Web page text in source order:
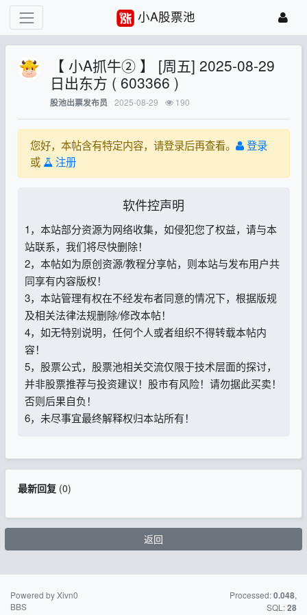
小A股票池
【 小A抓牛② 】 [周五] 2025-08-29
日出东方 ( 603366 )
股池出票发布员 2025-08-29 190
您好，本帖含有特定内容，请登录后再查看。
登录
或
注册
软件控声明
1，本站部分资源为网络收集，如侵犯您了权益，请与本
站联系，我们将尽快删除！
2，本帖如为原创资源/教程分享帖，则本站与发布用户共
同享有内容版权！
3，本站管理有权在不经发布者同意的情况下，根据版规
及相关法律法规删除/修改本帖！
4，如无特别说明，任何个人或者组织不得转载本帖内
容！
5，股票公式，股票池相关交流仅限于技术层面的探讨，
并非股票推荐与投资建议！股市有风险！请勿据此买卖！
否则后果自负！
6，未尽事宜最终解释权归本站所有！
最新回复(0)
返回
Powered by Xivn0
BBS
Processed:0.048,
SQL:28